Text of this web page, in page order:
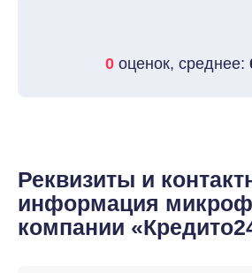
0оценок, среднее:
Реквизиты и
информация
компании